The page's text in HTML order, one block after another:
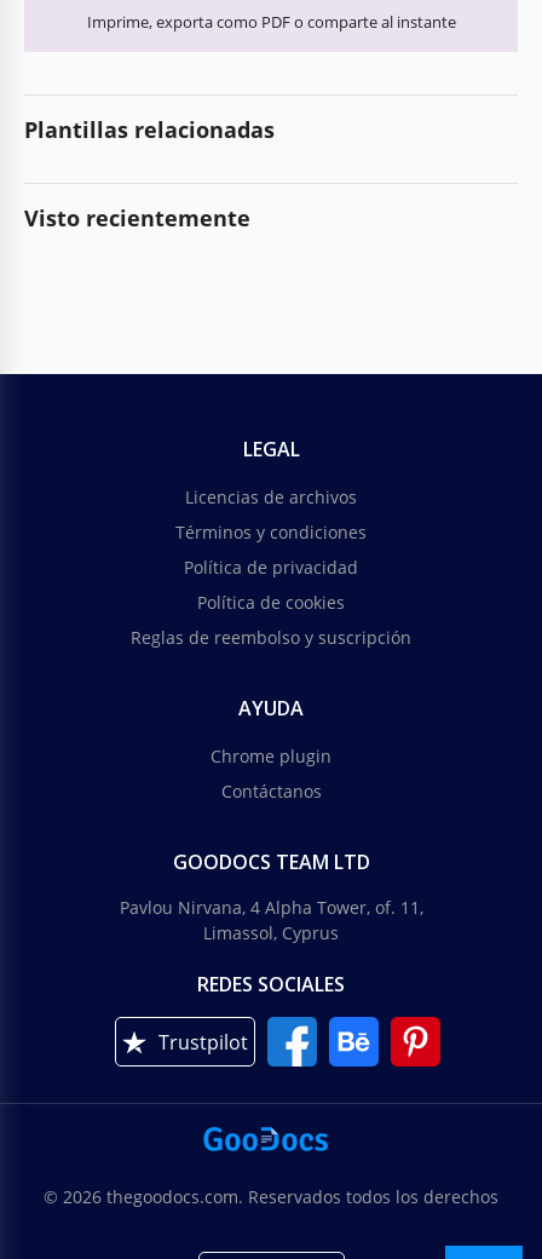
Imprime, exporta como PDF o comparte al instante
Plantillas relacionadas
Visto recientemente
LEGAL
Licencias de archivos
Términos y condiciones
Política de privacidad
Política de cookies
Reglas de reembolso y suscripción
AYUDA
Chrome plugin
Contáctanos
GOODOCS TEAM LTD
Pavlou Nirvana, 4 Alpha Tower, of. 11,
Limassol, Cyprus
REDES SOCIALES
Trustpilot
© 2026 thegoodocs.com. Reservados todos los derechos